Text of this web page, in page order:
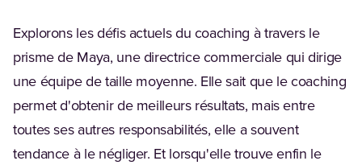
Explorons les défis actuels du coaching à travers le
prisme de Maya, une directrice commerciale qui dirige
une équipe de taille moyenne. Elle sait que le coaching
permet d'obtenir de meilleurs résultats, mais entre
toutes ses autres responsabilités, elle a souvent
tendance à le négliger. Et lorsqu'elle trouve enfin le